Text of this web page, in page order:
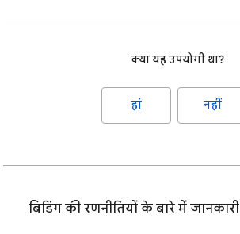
क्या यह उपयोगी था?
हां नहीं
बिडिंग की रणनीतियों के बारे में जानकारी